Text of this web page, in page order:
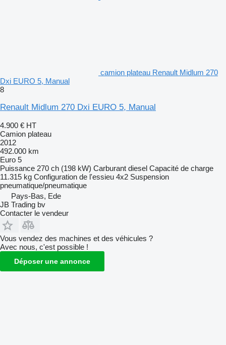
camion plateau Renault Midlum 270
Dxi EURO 5, Manual
8
Renault Midlum 270 Dxi EURO 5, Manual
4.900 € HT
Camion plateau
2012
492.000 km
Euro 5
Puissance 270 ch (198 kW) Carburant diesel Capacité de charge
11.315 kg Configuration de l'essieu 4x2 Suspension
pneumatique/pneumatique
Pays-Bas, Ede
JB Trading bv
Contacter le vendeur
Vous vendez des machines et des véhicules ?
Avec nous, c'est possible !
Déposer une annonce